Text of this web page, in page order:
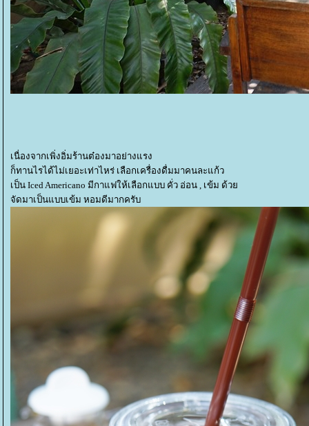
เนื่องจากเพิ่งอิ่มร้านต๋องมาอย่างแรง
ก็ทานไรได้ไม่เยอะเท่าไหร่ เลือกเครื่องดื่มมาคนละแก้ว
เป็น Iced Americano มีกาแฟให้เลือกแบบ คั่ว อ่อน , เข้ม ด้ว
จัดมาเป็นแบบเข้ม หอมดีมากครับ